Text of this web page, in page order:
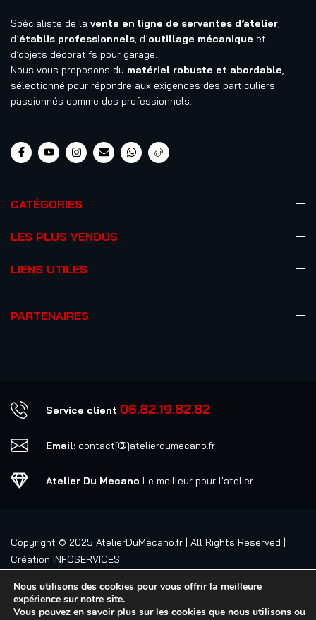
Spécialiste de la vente en ligne de servantes d’atelier
d’établis professionnels , d’outillage mécanique et
d’objets décoratifs pour garage.
Nous vous proposons du matériel robuste et abordable
sélectionné pour répondre aux exigences des particuliers
passionnés comme des professionnels.
CATÉGORIES
LES PLUS VENDUS
LIENS UTILES
PARTENAIRES
Service client 06.82.19.82.82
Email: contact[@]atelierdumecano.fr
Atelier Du Mecano Le meilleur pour l'atelier
Copyright © 2025 AtelierDuMecano.fr | All Rights Reserved |
Création INFOSERVICES
Nous utilisons des cookies pour vous offrir la meilleure
expérience sur notre site.
Vous pouvez en savoir plus sur les cookies que nous utilisons ou